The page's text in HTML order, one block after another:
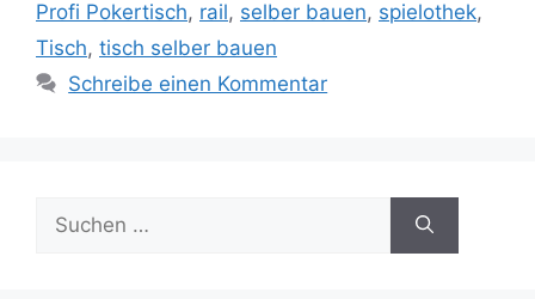
Profi Pokertisch, rail, selber bauen, spielothek,
Tisch, tisch selber bauen
Schreibe einen Kommentar
nach: